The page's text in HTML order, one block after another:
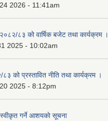
2026 - 11:41am
८३ को वार्षिक बजेट तथा कार्यक्रम ।
2025 - 10:02am
को प्रस्तावित नीति तथा कार्यक्रम ।
2025 - 8:12pm
गर्ने आशयकाे सूचना